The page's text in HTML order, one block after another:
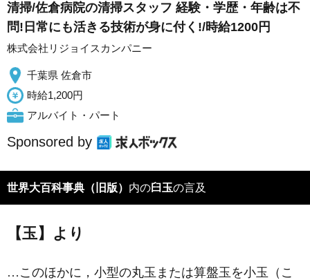
清掃/佐倉病院の清掃スタッフ 経験・学歴・年齢は不
問!日常にも活きる技術が身に付く!/時給1200円
株式会社リジョイスカンパニー
千葉県 佐倉市
時給1,200円
アルバイト・パート
Sponsored by
世界大百科事典（旧版） 内の臼玉の言及
【玉】より
…このほかに，小型の丸玉または算盤玉を小玉（こ